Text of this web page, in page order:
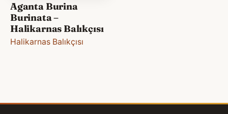
Aganta Burina
Burinata –
Halikarnas Balıkçısı
Halikarnas Balıkçısı